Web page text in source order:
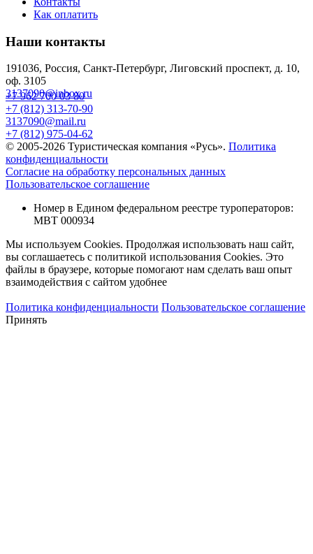
Как оплатить
Наши контакты
191036, Россия, Санкт-Петербург, Лиговский проспект, д. 10,
оф. 3105
3137090@inbox.ru
+7 962 700 03 80
+7 (812) 313-70-90
3137090@mail.ru
+7 (812) 975-04-62
© 2005-2026 Туристическая компания «Русь». Политика
конфиденциальности
Согласие на обработку персональных данных
Пользовательское соглашение
Номер в Едином федеральном реестре туроператоров:
МВТ 000934
Мы используем Cookies. Продолжая использовать наш сайт,
вы соглашаетесь с политикой использования Cookies. Это
файлы в браузере, которые помогают нам сделать ваш опыт
взаимодействия с сайтом удобнее
Политика конфиденциальности Пользовательское соглашение
Принять